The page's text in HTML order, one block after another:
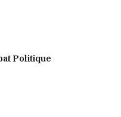
Politique